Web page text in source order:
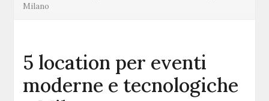
Milano
5 location per eventi
moderne e tecnologiche